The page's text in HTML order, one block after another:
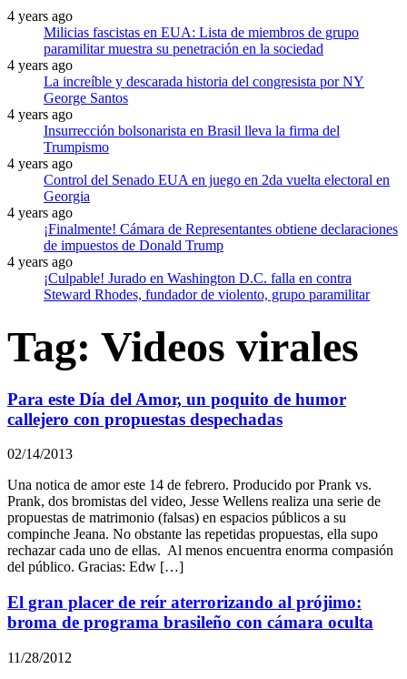
4 years ago
Milicias fascistas en EUA: Lista de miembros de grupo
paramilitar muestra su penetración en la sociedad
4 years ago
La increíble y descarada historia del congresista por NY
George Santos
4 years ago
Insurrección bolsonarista en Brasil lleva la firma del
Trumpismo
4 years ago
Control del Senado EUA en juego en 2da vuelta electoral en
Georgia
4 years ago
¡Finalmente! Cámara de Representantes obtiene declaraciones
de impuestos de Donald Trump
4 years ago
¡Culpable! Jurado en Washington D.C. falla en contra
Steward Rhodes, fundador de violento, grupo paramilitar
Tag: Videos virales
Para este Día del Amor, un poquito de humor
callejero con propuestas despechadas
02/14/2013
Una notica de amor este 14 de febrero. Producido por Prank vs.
Prank, dos bromistas del video, Jesse Wellens realiza una serie de
propuestas de matrimonio (falsas) en espacios públicos a su
compinche Jeana. No obstante las repetidas propuestas, ella supo
rechazar cada uno de ellas. Al menos encuentra enorma compasión
del público. Gracias: Edw […]
El gran placer de reír aterrorizando al prójimo:
broma de programa brasileño con cámara oculta
11/28/2012